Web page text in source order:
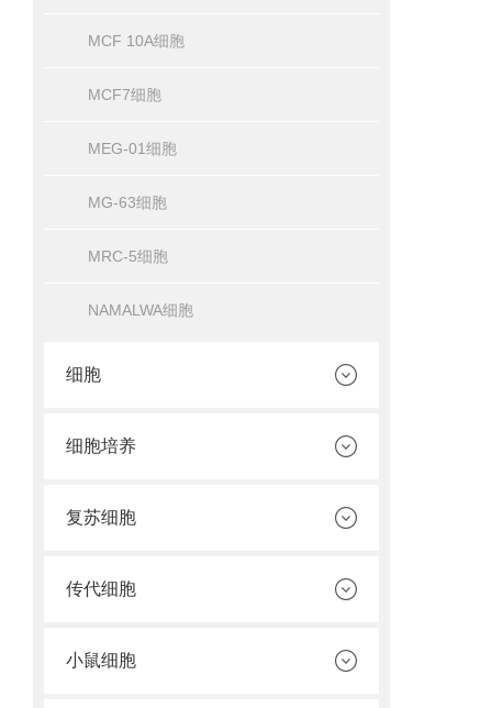
MCF 10A细胞
MCF7细胞
MEG-01细胞
MG-63细胞
MRC-5细胞
NAMALWA细胞
细胞
细胞培养
复苏细胞
传代细胞
小鼠细胞